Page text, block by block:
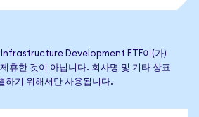
Infrastructure Development ETF이(가)
휴한 것이 아닙니다. 회사명 및 기타 상표
하기 위해서만 사용됩니다.